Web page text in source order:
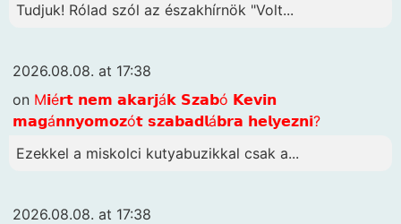
Tudjuk! Rólad szól az északhírnök "Volt...
2026.08.08. at 17:38
on M𝗶é𝗿𝘁 𝗻𝗲𝗺 𝗮𝗸𝗮𝗿𝗷á𝗸 𝗦𝘇𝗮𝗯ó 𝗞𝗲𝘃𝗶𝗻
𝗺𝗮𝗴á𝗻𝗻𝘆𝗼𝗺𝗼𝘇ó𝘁 𝘀𝘇𝗮𝗯𝗮𝗱𝗹á𝗯𝗿𝗮 𝗵𝗲𝗹𝘆𝗲𝘇𝗻𝗶?
Ezekkel a miskolci kutyabuzikkal csak a...
2026.08.08. at 17:38